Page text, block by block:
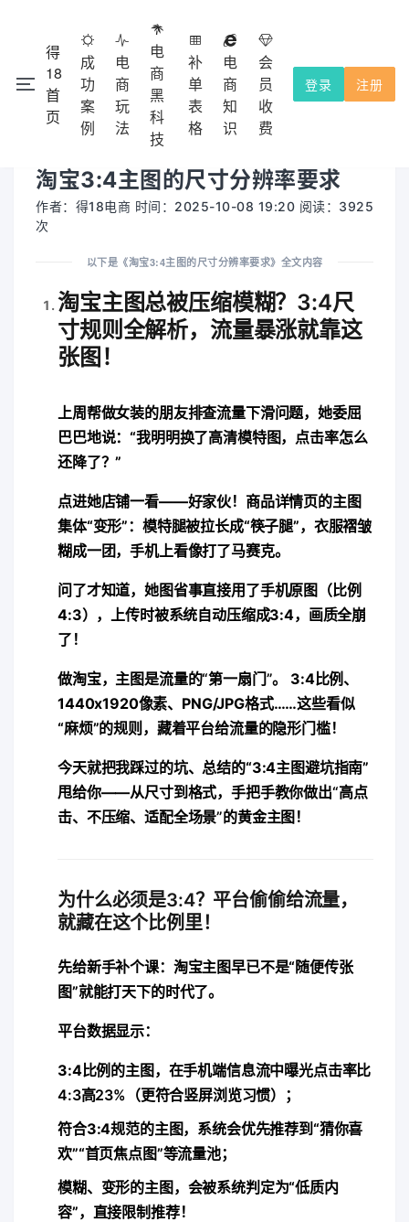
得
18
首
页
成
功
案
例
电
商
玩
法
电
商
黑
科
技
补
单
表
格
电
商
知
识
会
员
收
费
注册
登录
本网站除了免费功能外，都需要收费的，不提供试用！ 注册会
员充值使用，收费点击
会员收费 查看。
淘宝3:4主图的尺寸分辨率要求
作者：得18电商 时间：2025-10-08 19:20 阅读：3925
次
以下是《淘宝3:4主图的尺寸分辨率要求》全文内容
淘宝主图总被压缩模糊？3:4尺
寸规则全解析，流量暴涨就靠这
张图！
上周帮做女装的朋友排查流量下滑问题，她委屈
巴巴地说：“我明明换了高清模特图，点击率怎么
还降了？”
点进她店铺一看——好家伙！商品详情页的主图
集体“变形”：模特腿被拉长成“筷子腿”，衣服褶皱
糊成一团，手机上看像打了马赛克。
问了才知道，她图省事直接用了手机原图（比例
4:3），上传时被系统自动压缩成3:4，画质全崩
了！
​做淘宝，主图是流量的“第一扇门”。​
​ 3:4比例、
1440x1920像素、PNG/JPG格式……这些看似
“麻烦”的规则，藏着平台给流量的隐形门槛！
今天就把我踩过的坑、总结的“3:4主图避坑指南”
甩给你——​​从尺寸到格式，手把手教你做出“高点
击、不压缩、适配全场景”的黄金主图！​
为什么必须是3:4？平台偷偷给流量，
就藏在这个比例里！
先给新手补个课：淘宝主图早已不是“随便传张
图”就能打天下的时代了。
平台数据显示：
3:4比例的主图，在手机端信息流中​​曝光点击率比
4:3高23%​ ​（更符合竖屏浏览习惯）；
符合3:4规范的主图，系统会优先推荐到“猜你喜
欢”“首页焦点图”等流量池；
模糊、变形的主图，会被系统判定为“低质内
容”，直接限制推荐！